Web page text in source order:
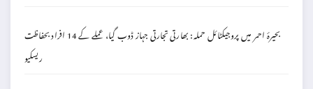
بحیرۂ احمر میں پروجیکٹائل حملہ: بھارتی تجارتی جہاز ڈوب گیا، عملے کے 14 افراد بحفاظت
ریسکیو